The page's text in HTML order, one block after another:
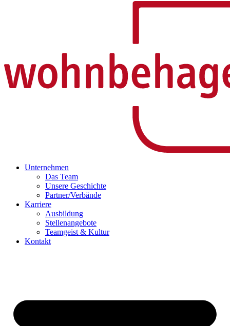
Unternehmen
Das Team
Unsere Geschichte
Partner/Verbände
Karriere
Ausbildung
Stellenangebote
Teamgeist & Kultur
Kontakt